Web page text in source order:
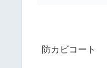
防カビコート